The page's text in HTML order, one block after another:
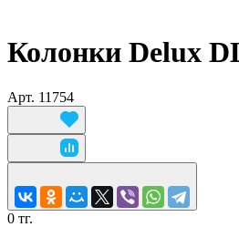
Колонки Delux
Арт. 11754
0 тг.